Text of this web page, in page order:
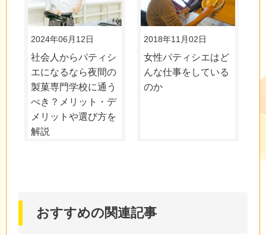
2024年06月12日
社会人からパティシ
エになるなら夜間の
製菓専門学校に通う
べき？メリット・デ
メリットや選び方を
解説
2018年11月02日
女性パティシエはど
んな仕事をしている
のか
おすすめの関連記事